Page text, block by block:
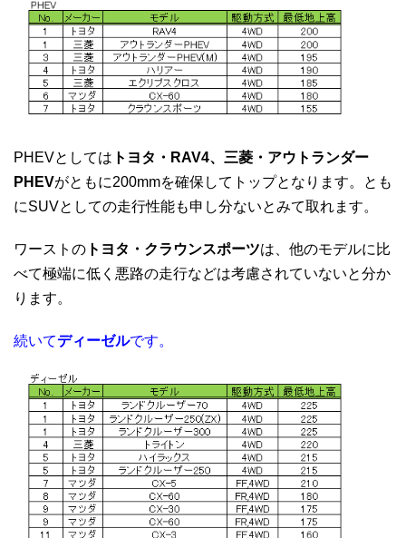
PHEVとしては トヨタ・RAV4、三菱・アウトランダー
PHEVがともに200mmを確保してトップとなります。とも
にSUVとしての走行性能も申し分ないとみて取れます。
ワーストの トヨタ・クラウンスポーツは、他のモデルに比
べて極端に低く悪路の走行などは考慮されていないと分か
ります。
続いてディーゼルです。